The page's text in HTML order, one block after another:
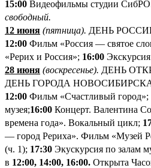
15:00 Видеофильмы студии
свободный.
12 июня (пятница). ДЕНЬ
12:00 Фильм «Россия ― святое
«Рерих и Россия»; 16:00
28 июня (воскресенье). ДЕНЬ
ДЕНЬ ГОРОДА
12:00 Фильм «Счастливый город»;
музея;16:00 Концерт. Валентина
времена года». Вокальный цикл;
— город Рериха». Фильм «Музей
(ч. 1); 17:30 Экускурсия по залам
в 12:00, 14:00, 16:00. Открыта